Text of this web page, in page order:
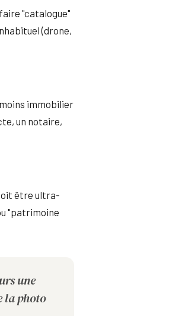
"catalogue"
(drone,
immobilier
un notaire,
être ultra-
"patrimoine
une
la photo